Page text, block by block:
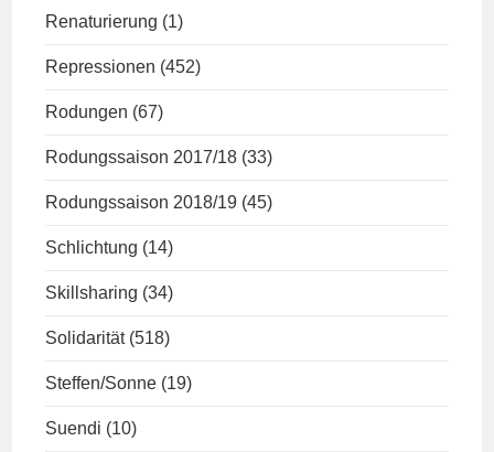
Renaturierung (1)
Repressionen (452)
Rodungen (67)
Rodungssaison 2017/18 (33)
Rodungssaison 2018/19 (45)
Schlichtung (14)
Skillsharing (34)
Solidarität (518)
Steffen/Sonne (19)
Suendi (10)